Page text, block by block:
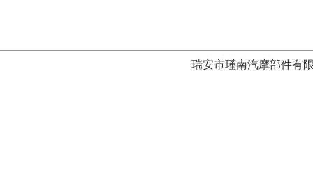
瑞安市瑾南汽摩部件有